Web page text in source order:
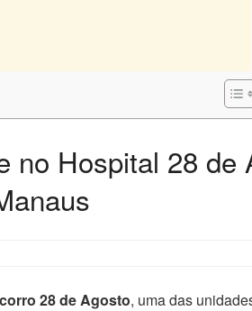
no Hospital 28 de
28 de Agosto, uma das